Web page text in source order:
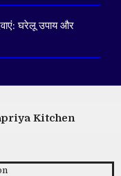
घरेलू उपाय और
Kitchen